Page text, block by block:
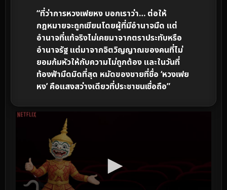
“ที่ว่าการหวงเฟยหง บอกเราว่า… ต่อให้
กฎหมายจะถูกเขียนโดยผู้ที่มีอำนาจมืด แต่
อำนาจที่แท้จริงไม่เคยมาจากตราประทับหรือ
อำนาจรัฐ แต่มาจากจิตวิญญาณของคนที่ไม่
ยอมก้มหัวให้กับความไม่ถูกต้อง และในวันที่
ท้องฟ้ามืดมิดที่สุด หมัดของชายที่ชื่อ ‘หวงเฟย
หง’ คือแสงสว่างเดียวที่ประชาชนเชื่อถือ”